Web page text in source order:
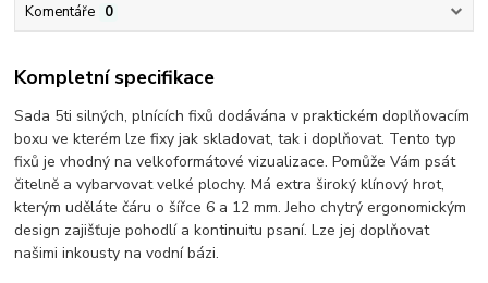
Komentáře 0
Kompletní specifikace
Sada 5ti silných, plnících fixů dodávána v praktickém doplňovacím
boxu ve kterém lze fixy jak skladovat, tak i doplňovat. Tento typ
fixů je vhodný na velkoformátové vizualizace. Pomůže Vám psát
čitelně a vybarvovat velké plochy. Má extra široký klínový hrot,
kterým uděláte čáru o šířce 6 a 12 mm. Jeho chytrý ergonomickým
design zajišťuje pohodlí a kontinuitu psaní. Lze jej doplňovat
našimi inkousty na vodní bázi.